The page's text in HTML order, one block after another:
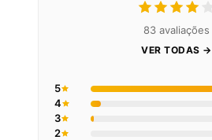
83 avaliações
VER TODAS →
5
4
3
2